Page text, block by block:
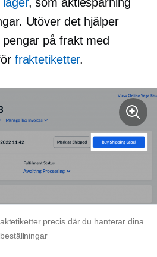
Utöver det hjälper
på frakt med
fraktetiketter.
precis där du hanterar dina
beställningar